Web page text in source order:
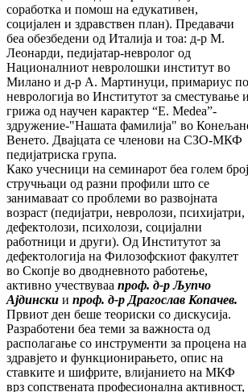
соработка и помош на едукативен,
социјален и здравствен план). Предавачи
беа обезбедени од Италија и тоа: д-р М.
Леонарди, педијатар-невролог од
Националниот невролошки институт во
Милано и д-р А. Мартинуци, примариус по
неврологија во Институтот за сместување и
грижа од научен карактер “E. Medea”-
здружение-"Нашата фамилија" во
Венето. Двајцата се членови на СЗО-МКФ
педијатриска група.
Како учесници на семинарот беа голем број
стручњаци од разни профили што се
занимаваат со проблеми во развојната
возраст (педијатри, невролози, психијатри,
дефектолози, психолози, социјални
работници и други). Од Институтот за
дефектологија на Филозофскиот факултет
во Скопје во дводневното работење,
активно учествуваа проф. д-р Љупчо
Ајдински и проф. д-р Драгослав Копачев.
Првиот ден беше теориски со дискусија.
Разработени беа теми за важноста од
располагање со инструменти за процена на
здравјето и функционирањето, опис на
ставките и шифрите, влијанието на МКФ
врз сопствената професионална активност,